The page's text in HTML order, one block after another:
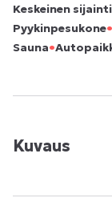
Keskeinen sijainti
Pyykinpesukone•
Sauna•
Kuvaus